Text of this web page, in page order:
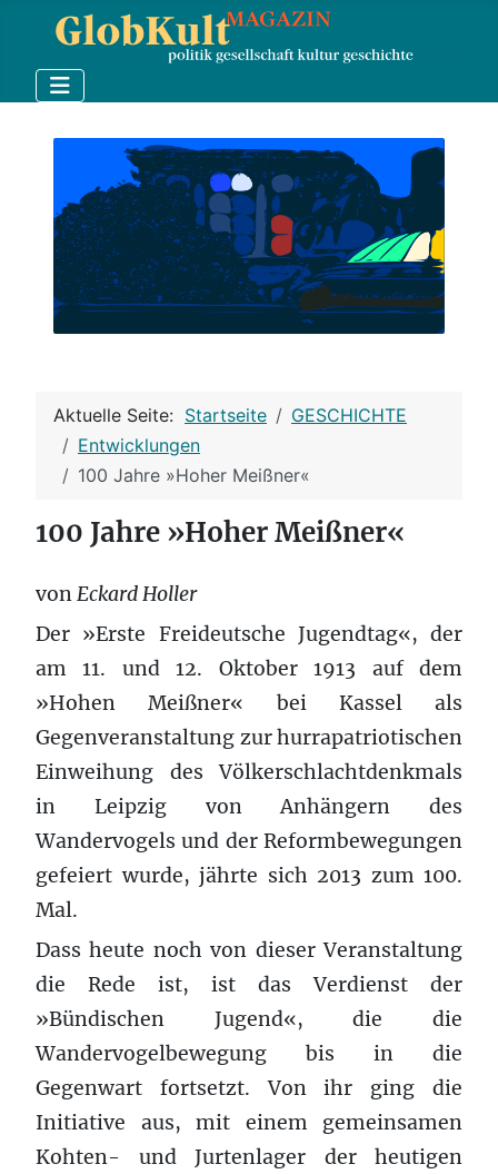
Aktuelle Seite: Startseite
GESCHICHTE
Entwicklungen
100 Jahre »Hoher Meißner«
100 Jahre »Hoher Meißner«
vonEckard Holler
Der »Erste Freideutsche Jugendtag«, der
am 11. und 12. Oktober 1913 auf dem
»Hohen Meißner« bei Kassel als
Gegenveranstaltung zur hurrapatriotischen
Einweihung des Völkerschlachtdenkmals
in Leipzig von Anhängern des
Wandervogels und der Reformbewegungen
gefeiert wurde, jährte sich 2013 zum 100.
Mal.
Dass heute noch von dieser Veranstaltung
die Rede ist, ist das Verdienst der
»Bündischen Jugend«, die die
Wandervogelbewegung bis in die
Gegenwart fortsetzt. Von ihr ging die
Initiative aus, mit einem gemeinsamen
Kohten- und Jurtenlager der heutigen